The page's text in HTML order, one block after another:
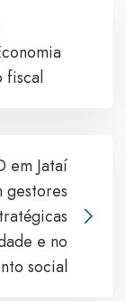
fiscal
em Jataí
e no
social